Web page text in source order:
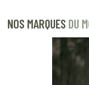
NOS MARQUES DU